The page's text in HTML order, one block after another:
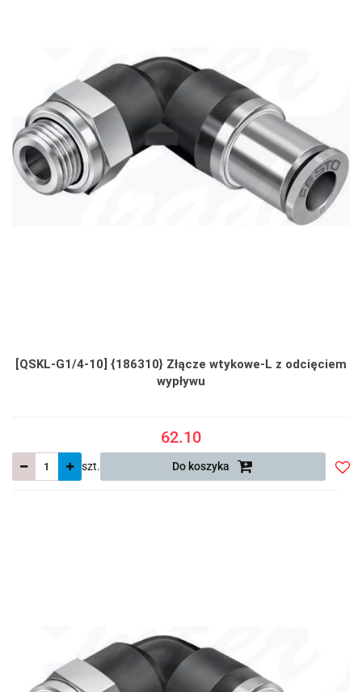
[QSKL-G1/4-10] {186310} Złącze wtykowe-L z odcięciem
wypływu
62.10
szt. Do koszyka